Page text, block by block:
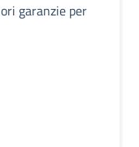
garanzie per